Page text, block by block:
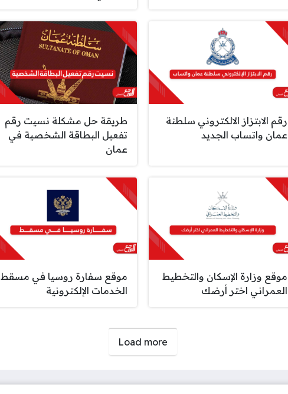
رقم الابتزاز الالكتروني سلطنة
عمان واتساب الجديد
طريقة حل مشكلة نسيت رقم
تفعيل البطاقة الشخصية في
عمان
موقع وزارة الإسكان والتخطيط
العمراني اختر أرضك
موقع سفارة روسيا في مسقط
الخدمات الإلكترونية
Load more